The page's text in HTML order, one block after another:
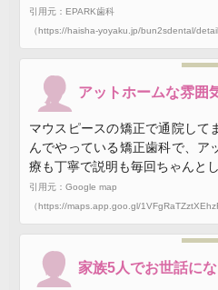
引用元：EPARK歯科
（https://haisha-yoyaku.jp/bun2sdental/
アットホームな雰囲
マウスピースの矯正で通院して
んでやっている矯正歯科で、ア
療も丁寧で説明も毎回ちゃんと
引用元：Google map
（https://maps.app.goo.gl/
家族5人でお世話に